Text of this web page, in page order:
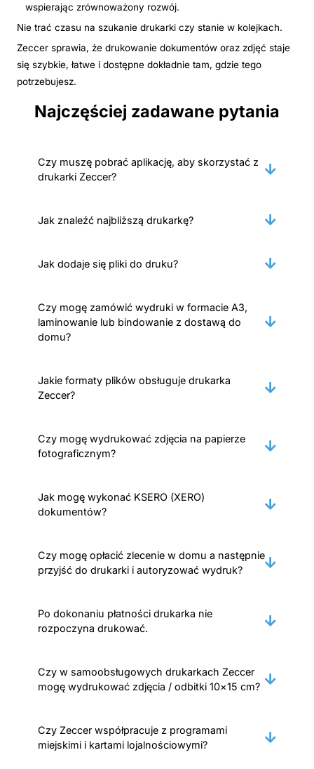
wspierając zrównoważony rozwój.
Nie trać czasu na szukanie drukarki czy stanie w kolejkach.
Zeccer sprawia, że drukowanie dokumentów oraz zdjęć staje
się szybkie, łatwe i dostępne dokładnie tam, gdzie tego
potrzebujesz.
Najczęściej zadawane pytania
Czy muszę pobrać aplikację, aby skorzystać z
drukarki Zeccer?
Jak znaleźć najbliższą drukarkę?
Jak dodaje się pliki do druku?
Czy mogę zamówić wydruki w formacie A3,
laminowanie lub bindowanie z dostawą do
domu?
Jakie formaty plików obsługuje drukarka
Zeccer?
Czy mogę wydrukować zdjęcia na papierze
fotograficznym?
Jak mogę wykonać KSERO (XERO)
dokumentów?
Czy mogę opłacić zlecenie w domu a następnie
przyjść do drukarki i autoryzować wydruk?
Po dokonaniu płatności drukarka nie
rozpoczyna drukować.
Czy w samoobsługowych drukarkach Zeccer
mogę wydrukować zdjęcia / odbitki 10×15 cm?
Czy Zeccer współpracuje z programami
miejskimi i kartami lojalnościowymi?